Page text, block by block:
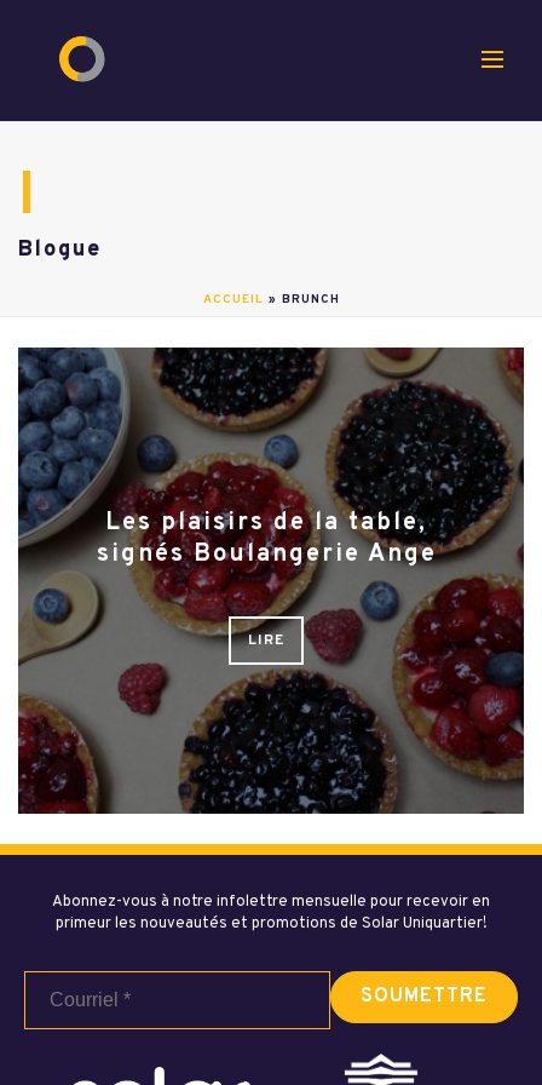
Blogue
ACCUEIL » BRUNCH
Les plaisirs de la table,
signés Boulangerie Ange
LIRE
Abonnez-vous à notre infolettre mensuelle pour recevoir en
primeur les nouveautés et promotions de Solar Uniquartier!